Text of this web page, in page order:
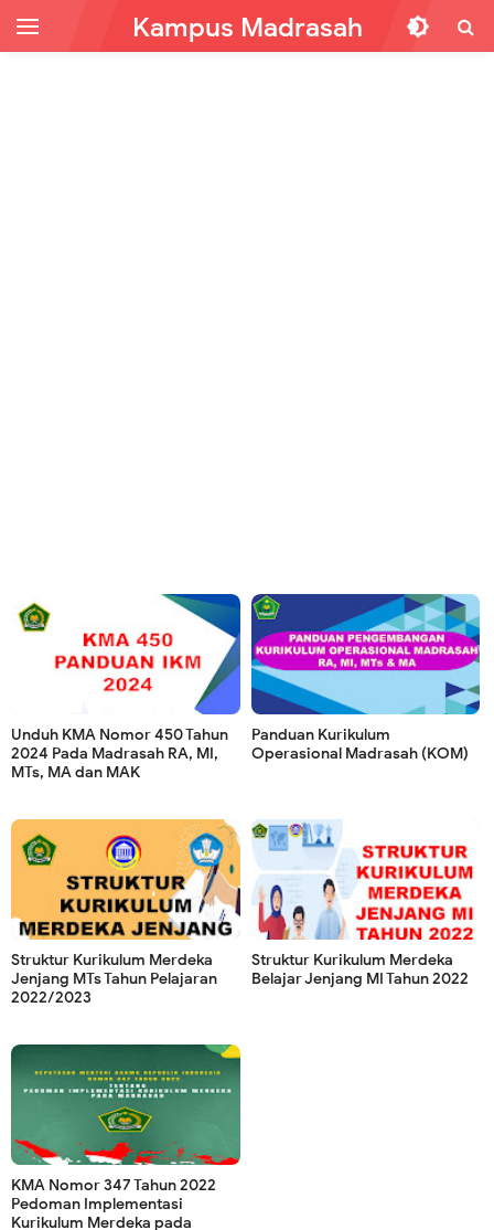
Kampus Madrasah
Unduh KMA Nomor 450 Tahun
2024 Pada Madrasah RA, MI,
MTs, MA dan MAK
Panduan Kurikulum
Operasional Madrasah (KOM)
Struktur Kurikulum Merdeka
Jenjang MTs Tahun Pelajaran
2022/2023
Struktur Kurikulum Merdeka
Belajar Jenjang MI Tahun 2022
KMA Nomor 347 Tahun 2022
Pedoman Implementasi
Kurikulum Merdeka pada